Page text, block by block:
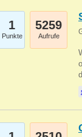
1
Punkte
5259
Aufrufe